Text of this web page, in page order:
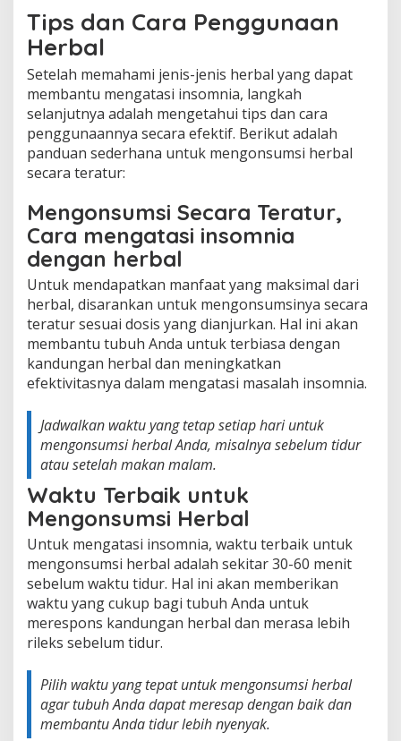
Tips dan Cara Penggunaan
Herbal
Setelah memahami jenis-jenis herbal yang dapat
membantu mengatasi insomnia, langkah
selanjutnya adalah mengetahui tips dan cara
penggunaannya secara efektif. Berikut adalah
panduan sederhana untuk mengonsumsi herbal
secara teratur:
Mengonsumsi Secara Teratur,
Cara mengatasi insomnia
dengan herbal
Untuk mendapatkan manfaat yang maksimal dari
herbal, disarankan untuk mengonsumsinya secara
teratur sesuai dosis yang dianjurkan. Hal ini akan
membantu tubuh Anda untuk terbiasa dengan
kandungan herbal dan meningkatkan
efektivitasnya dalam mengatasi masalah insomnia.
Jadwalkan waktu yang tetap setiap hari untuk
mengonsumsi herbal Anda, misalnya sebelum tidur
atau setelah makan malam.
Waktu Terbaik untuk
Mengonsumsi Herbal
Untuk mengatasi insomnia, waktu terbaik untuk
mengonsumsi herbal adalah sekitar 30-60 menit
sebelum waktu tidur. Hal ini akan memberikan
waktu yang cukup bagi tubuh Anda untuk
merespons kandungan herbal dan merasa lebih
rileks sebelum tidur.
Pilih waktu yang tepat untuk mengonsumsi herbal
agar tubuh Anda dapat meresap dengan baik dan
membantu Anda tidur lebih nyenyak.